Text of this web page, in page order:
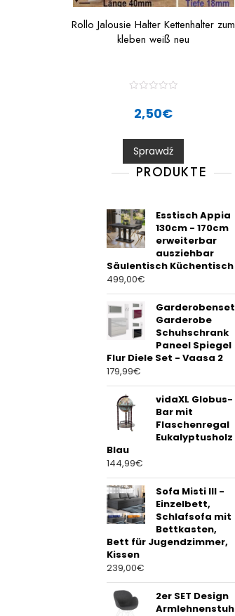
Rollo Jalousie Halter Kettenhalter zum
kleben weiß neu
0
o
u
t
2,50€
Sprawdź
PRODUKTE
Esstisch Appia
130cm - 170cm
erweiterbar
ausziehbar
Säulentisch Küchentisch
499,00€
Garderobenset
Garderobe
Schuhschrank
Paneel Spiegel
Flur Diele Set - Vaasa 2
179,99€
vidaXL Globus-
Bar mit
Flaschenregal
Eukalyptusholz
Blau
144,99€
Sofa Misti III -
Einzelbett,
Schlafsofa mit
Bettkasten,
Bett für Jugendzimmer,
Kissen
239,00€
2er SET Design
Armlehnenstuh